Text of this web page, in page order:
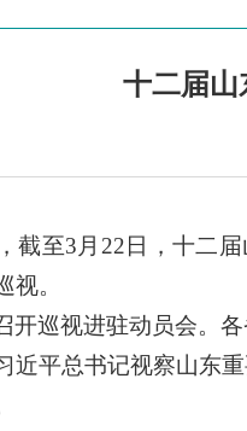
十二届山
截至3月22日，十二
视。
开巡视进驻动员会。
近平总书记视察山东